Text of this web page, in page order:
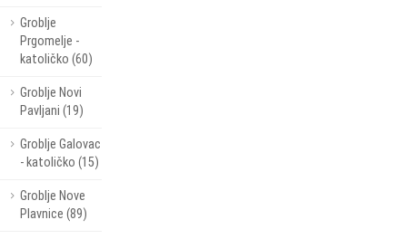
Groblje
Prgomelje -
katoličko (60)
Groblje Novi
Pavljani (19)
Groblje Galovac
- katoličko (15)
Groblje Nove
Plavnice (89)